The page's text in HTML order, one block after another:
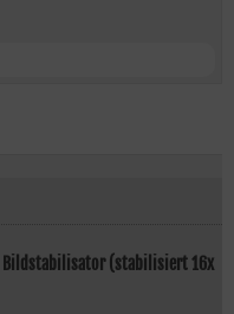
Bildstabilisator (stabilisiert 16x